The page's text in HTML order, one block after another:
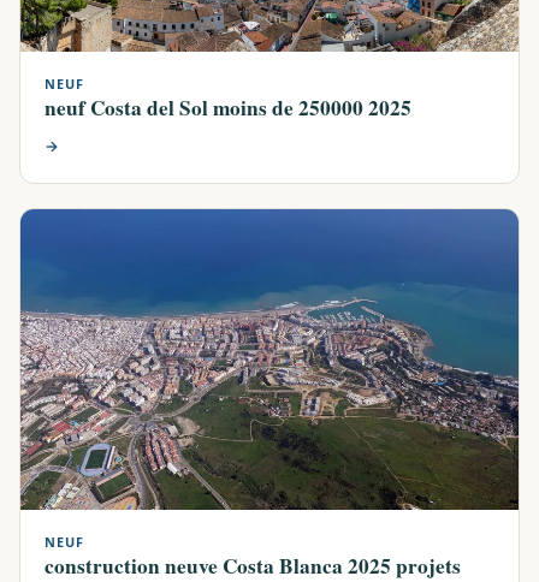
NEUF
neuf Costa del Sol moins de 250000 2025
→
NEUF
construction neuve Costa Blanca 2025 projets